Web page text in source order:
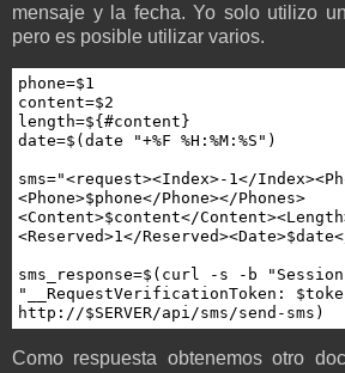
mensaje y la fecha. Yo solo utilizo
pero es posible utilizar varios.
phone=$1
content=$2
length=${#content}
date=$(date "+%F %H:%M:%S")
sms="<request><Index>-1</
<Phone>$phone</Phone></Phones>
<Content>$content</
<Reserved>1</
sms_response=$(curl -s -b
"__RequestVerificationToken:
http://$SERVER/api/sms/send-sms)
Como respuesta obtenemos otro